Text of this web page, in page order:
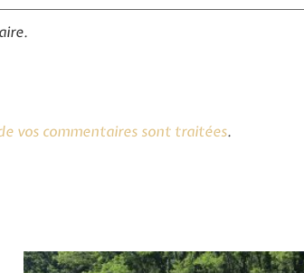
vos commentaires sont traitées.